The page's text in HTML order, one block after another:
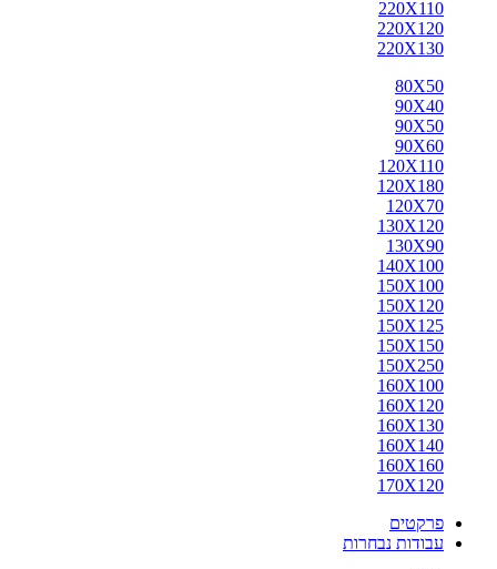
220X110
220X120
220X130
80X50
90X40
90X50
90X60
120X110
120X180
120X70
130X120
130X90
140X100
150X100
150X120
150X125
150X150
150X250
160X100
160X120
160X130
160X140
160X160
170X120
פרקטים
עבודות נבחרות